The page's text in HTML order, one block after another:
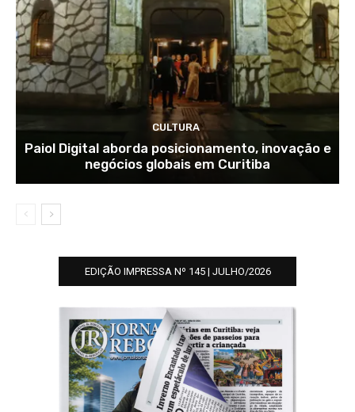
CULTURA
Paiol Digital aborda posicionamento, inovação e
negócios globais em Curitiba
EDIÇÃO IMPRESSA Nº 145 | JULHO/2026